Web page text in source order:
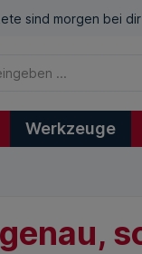
sind morgen bei dir
Werkzeuge